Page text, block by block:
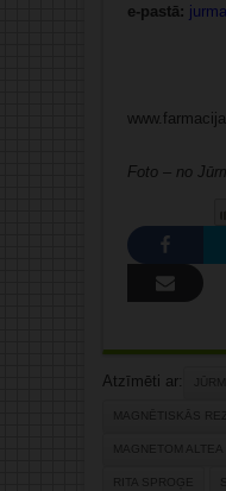
e-pastā:
Foto – no
Atzīmēti ar:
MAGNĒTISKĀS
MAGNETOM ALTEA
RITA SPROĢE